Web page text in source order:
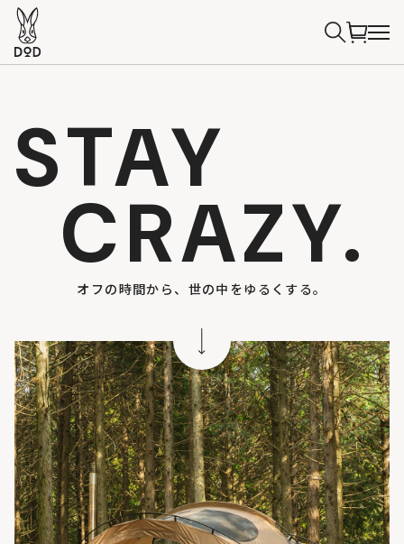
STAY
CRAZY.
オフの時間から、世の中をゆるくする。